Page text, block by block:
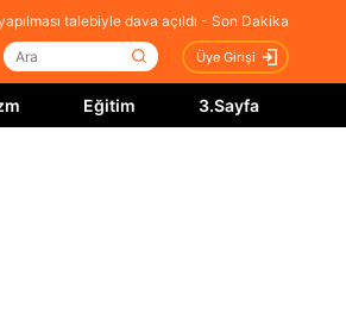
talebiyle dava açıldı - Son Dakika
Üye Girişi
Eğitim 3.Sayfa